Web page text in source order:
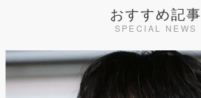
おすすめ記事
SPECIAL NEWS